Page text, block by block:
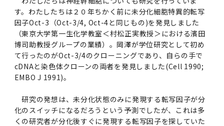
歴代校長及び学長
学生歌
ブランド
教育について
研究について
医療について
東京医科歯科大学の誓い
世界大学ランキング
大学組織一覧
学長・役員
副学長
理事･監事
広報誌・刊行物トップ
大学紹介動画
大学紹介動画トップ
大学紹介動画
大学概要（冊子）
統合報告書
大学の計画と評価
大学の計画と評価トップ
大学評価の制度について
大学評価の制度についてトップ
1-1．第４期中期目標・中期計画等について【6
年間】
四大学連合
四大学連合トップ
四大学連合憲章等
情報公開・個人情報
情報公開・個人情報トップ
東京医科歯科大学ＳＤＧｓ推進宣言
入試制度
入試制度トップ
学部入試の変更点（予告）
入試データ
学部などについて
学部などについてトップ
ILA国府台
学生生活などについて
学生生活などについてトップ
イベント
募集要項
募集要項トップ
医歯学総合研究科
保健衛生学研究科
WEB出願
アドミッション・ポリシー
過去の試験問題・入試データ
聴講生・科目等履修生および大学院研究生募集
トップ
医学部
歯学部
生体材料工学研究所
入学に関するお問い合わせ窓口
フロントランナー育成プログラム Science
Tokyo Post-SPRING(医歯学系)春募集につい
て
令和7年度（2025年度）「総合知と癒しの次世
代フロントランナー育成プログラム Science
Tokyo SPRING(医歯学系)」対象学生の春募集
について
ための共創型エキスパート人材育成プログラム
対象学生（Science Tokyo BOOST（医歯学
系）生）の募集について
令和7年度トップレベルAI研究のための共創型
エキスパート人材育成プログラム対象学生（医
歯学系-BOOST生）の募集について
令和６年度（2024年度）TMDUトップレベル
CS（クリニシャン・サイエンティスト）養成支
援制度トップ
令和８年度（2026年度）CS（クリニシャン・
サイエンティスト）養成支援制度の募集につい
て
Call for Applications for the Clinician
Scientist (CS) Training Support Program
授業・カリキュラム
授業・カリキュラムトップ
四大学連合･複合領域コース
教育要項（学部シラバス）
履修要項（大学院シラバス）
入学料・授業料・奨学金
入学料・授業料・奨学金トップ
授業料・入学料・検定料
授業料・入学料・検定料トップ
入学料・授業料免除・徴収猶予について
留学情報
学生生活サポート
学生生活サポートトップ
各種支援制度
ポリシートップ
医学部（医学科･保健衛生学科）
歯学部（歯学科･口腔保健学科）
大学院医歯学総合研究科
医学部（医学科･保健衛生学科）
医学部（医学科･保健衛生学科）トップ
医学科
保健衛生学科 【看護学専攻】
歯学部（歯学科･口腔保健学科）
歯学部（歯学科･口腔保健学科）トップ
歯学科
大学院医歯学総合研究科
大学院医歯学総合研究科トップ
大学院保健衛生学研究科
教養部
教養部トップ
公開講座・公開シンポジウム・講演会等のお知
らせ
ILA国府台担当教員一覧
大学院医歯学総合研究科
大学院医歯学総合研究科トップ
修士課程 医歯理工保健学専攻
大学院保健衛生学研究科
大学院保健衛生学研究科トップ
寄附講座・寄附部門一覧
外部資金トップ
研究費獲得支援
産学官連携
e-Rad 府省共通研究開発管理システム(外部サ
研究手続き
研究手続きトップ
倫理審査申請システム
利益相反申告システム(学外利用時VPN必要)
研究活動
研究活動トップ
研究情報データベース
研究組織
研究組織トップ
取り組み・規制
受験生 在学生
卒業生
企業・研究者・一般の方
病院をご利用の方
す。わたしたちは２０年ちかく前に未分化細胞特異的転写
因子Oct-3（Oct-3/4, Oct-4と同じもの)を発見しました
（東京大学第一生化学教室＜村松正実教授＞における濱田
博司助教授グループの業績）。岡澤が学位研究として初め
て行ったのがOct-3/4のクローニングであり、自らの手で
cDNAと染色体クローンの両者を発見しました(Cell 1990;
EMBO J 1991)。
研究の発想は、未分化状態のみに発現する転写因子が分
化のスイッチになるだろうという予測でしたが、これは多
くの研究者が分化後すぐに発現する転写因子を探していた